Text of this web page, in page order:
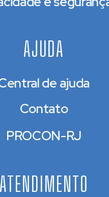
AJUDA
de ajuda
Contato
PROCON-RJ
ATENDIMENTO